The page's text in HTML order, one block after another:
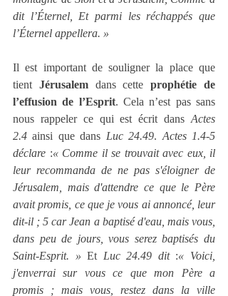
dit l’Éternel, Et parmi les réchappés que
l’Éternel appellera. »
Il est important de souligner la place que
tient Jérusalem dans cette prophétie de
l’effusion de l’Esprit. Cela n’est pas sans
nous rappeler ce qui est écrit dans Actes
2.4 ainsi que dans Luc 24.49. Actes 1.4‑5
déclare :« Comme il se trouvait avec eux, il
leur recommanda de ne pas s'éloigner de
Jérusalem, mais d'attendre ce que le Père
avait promis, ce que je vous ai annoncé, leur
dit-il ; 5 car Jean a baptisé d'eau, mais vous,
dans peu de jours, vous serez baptisés du
Saint‑Esprit. » Et Luc 24.49 dit :« Voici,
j'enverrai sur vous ce que mon Père a
promis ; mais vous, restez dans la ville